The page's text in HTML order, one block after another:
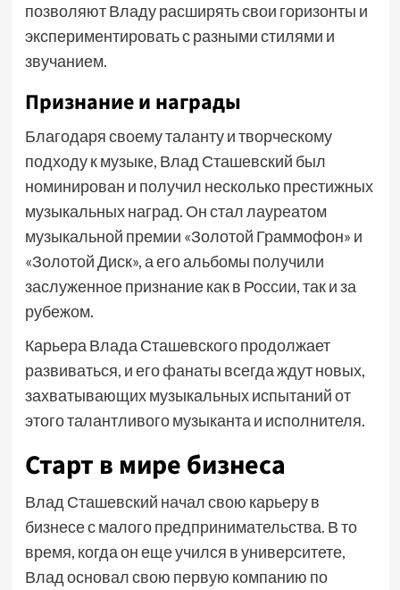
позволяют Владу расширять свои горизонты и
экспериментировать с разными стилями и
звучанием.
Признание и награды
Благодаря своему таланту и творческому
подходу к музыке, Влад Сташевский был
номинирован и получил несколько престижных
музыкальных наград. Он стал лауреатом
музыкальной премии «Золотой Граммофон» и
«Золотой Диск», а его альбомы получили
заслуженное признание как в России, так и за
рубежом.
Карьера Влада Сташевского продолжает
развиваться, и его фанаты всегда ждут новых,
захватывающих музыкальных испытаний от
этого талантливого музыканта и исполнителя.
Старт в мире бизнеса
Влад Сташевский начал свою карьеру в
бизнесе с малого предпринимательства. В то
время, когда он еще учился в университете,
Влад основал свою первую компанию по